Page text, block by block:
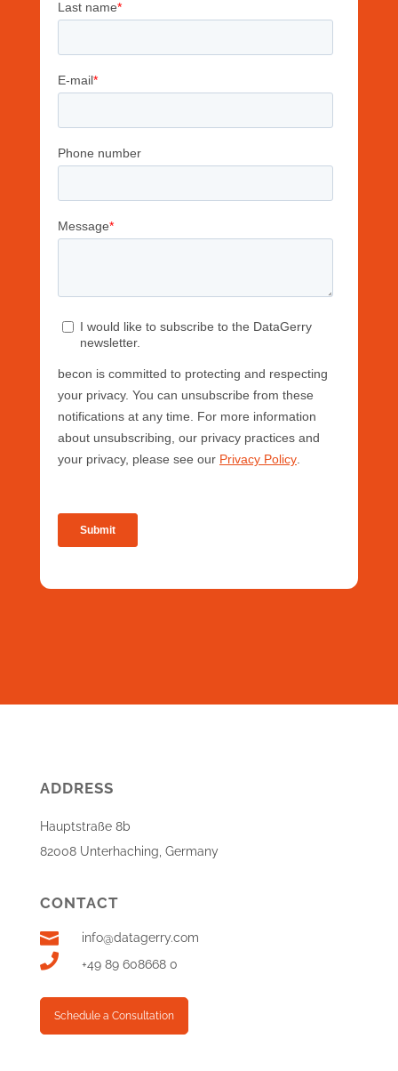
ADDRESS
Hauptstraße 8b
82008 Unterhaching, Germany
CONTACT
 info@datagerry.com
 +49 89 608668 0
Schedule a Consultation